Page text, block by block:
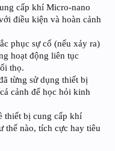
cấp khí Micro-nano
điều kiện và hoàn cảnh
phục sự cố (nếu xảy ra)
hoạt động liên tục
thọ.
từng sử dụng thiết bị
cảnh để học hỏi kinh
thiết bị cung cấp khí
thế nào, tích cực hay tiêu